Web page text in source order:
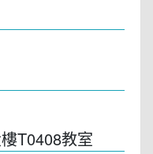
T0408教室